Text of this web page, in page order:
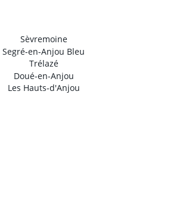
Sèvremoine
Segré-en-Anjou Bleu
Trélazé
Doué-en-Anjou
Les Hauts-d'Anjou